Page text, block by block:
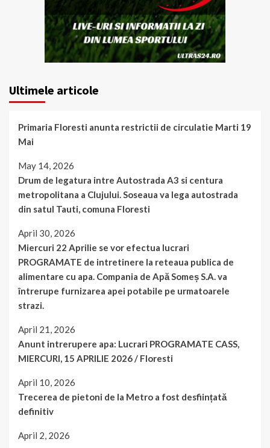
Ultimele articole
Primaria Floresti anunta restrictii de circulatie Marti 19
Mai
May 14, 2026
Drum de legatura intre Autostrada A3 si centura
metropolitana a Clujului. Soseaua va lega autostrada
din satul Tauti, comuna Floresti
April 30, 2026
Miercuri 22 Aprilie se vor efectua lucrari
PROGRAMATE de intretinere la reteaua publica de
alimentare cu apa. Compania de Apă Someș S.A. va
întrerupe furnizarea apei potabile pe urmatoarele
strazi.
April 21, 2026
Anunt intrerupere apa: Lucrari PROGRAMATE CASS,
MIERCURI, 15 APRILIE 2026 / Floresti
April 10, 2026
Trecerea de pietoni de la Metro a fost desființată
definitiv
April 2, 2026